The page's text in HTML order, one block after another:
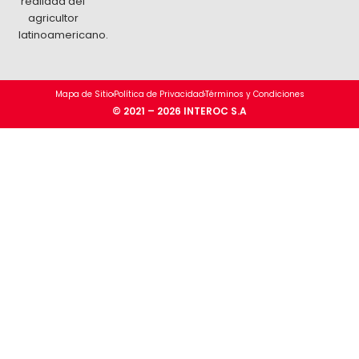
agricultor
latinoamericano.
© 2021 – 2026 INTEROC S.A
Mapa de SitioPolítica de PrivacidadTérminos y Condiciones